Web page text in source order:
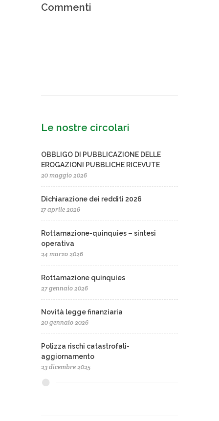
Commenti
Le nostre circolari
OBBLIGO DI PUBBLICAZIONE DELLE
EROGAZIONI PUBBLICHE RICEVUTE
20 maggio 2026
Dichiarazione dei redditi 2026
17 aprile 2026
Rottamazione-quinquies – sintesi
operativa
24 marzo 2026
Rottamazione quinquies
27 gennaio 2026
Novità legge finanziaria
20 gennaio 2026
Polizza rischi catastrofali-
aggiornamento
23 dicembre 2025